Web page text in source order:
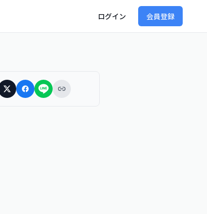
ログイン 会員登録